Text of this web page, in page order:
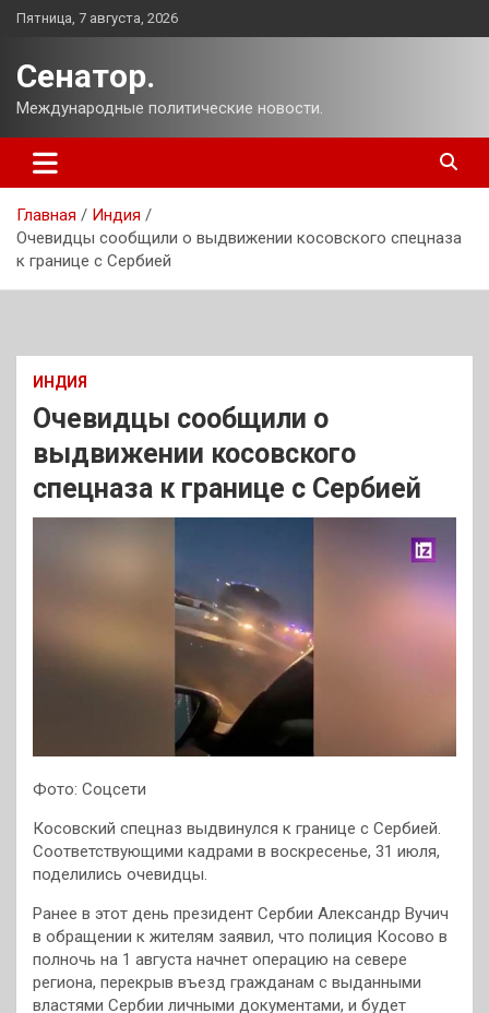
Перейти
Пятница, 7 августа, 2026
Сенатор.
Международные политические новости.
Главная
Индия
Очевидцы сообщили о выдвижении косовского спецназа
к границе с Сербией
ИНДИЯ
Очевидцы сообщили о
выдвижении косовского
спецназа к границе с Сербией
Фото: Соцсети
Косовский спецназ выдвинулся к границе с Сербией.
Соответствующими кадрами в воскресенье, 31 июля,
поделились очевидцы.
Ранее в этот день президент Сербии Александр Вучич
в обращении к жителям заявил, что полиция Косово в
полночь на 1 августа начнет операцию на севере
региона, перекрыв въезд гражданам с выданными
властями Сербии личными документами, и будет